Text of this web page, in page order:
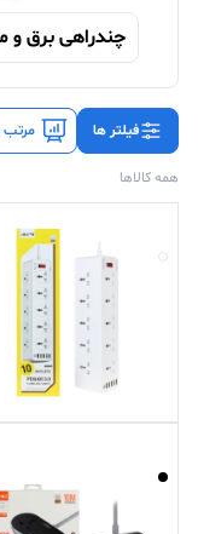
چندراهی برق و
فیلتر ها مرتب
همه کالاها